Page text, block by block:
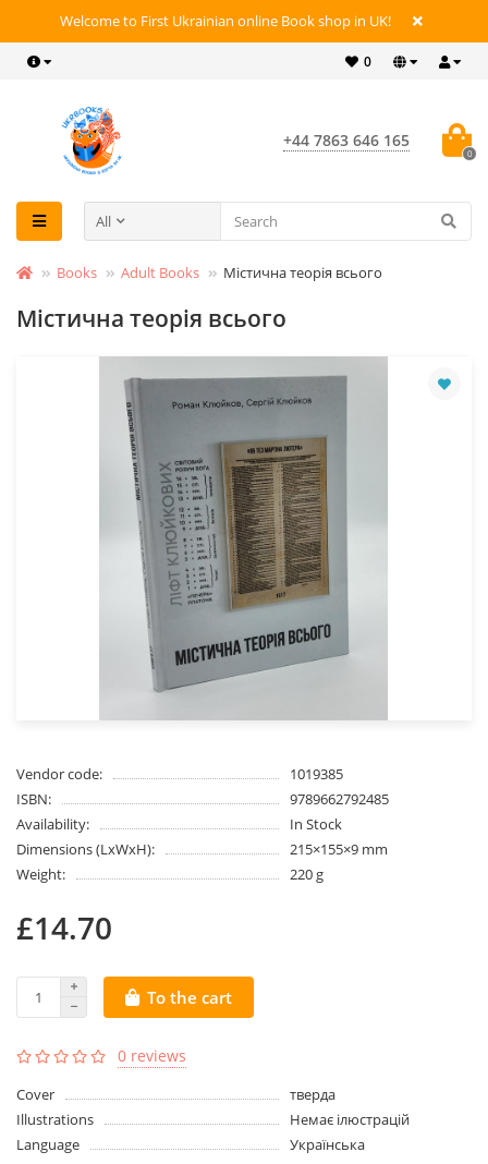
Welcome to First Ukrainian online Book shop in UK!
0
+44 7863 646 165
0
All
Books Adult Books Містична теорія всього
Містична теорія всього
Vendor code:
1019385
ISBN:
9789662792485
Availability:
In Stock
Dimensions (LxWxH):
215×155×9 mm
Weight:
220 g
£14.70
To the cart
0 reviews
Cover
тверда
Illustrations
Немає ілюстрацій
Language
Українська